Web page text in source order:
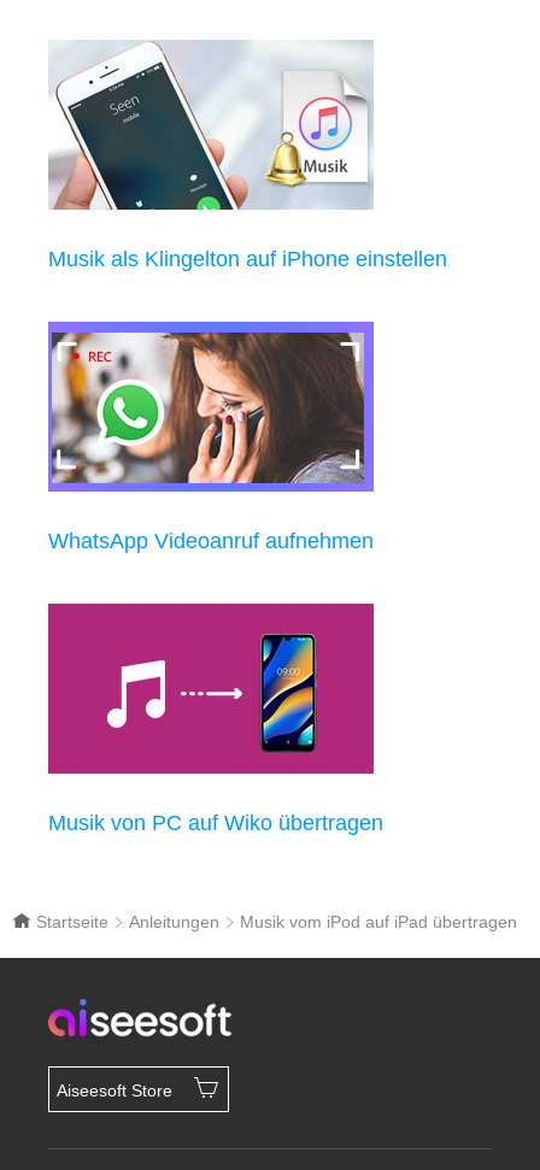
Musik als Klingelton auf iPhone einstellen
WhatsApp Videoanruf aufnehmen
Musik von PC auf Wiko übertragen
Startseite Anleitungen Musik vom iPod auf iPad übertragen
Aiseesoft Store